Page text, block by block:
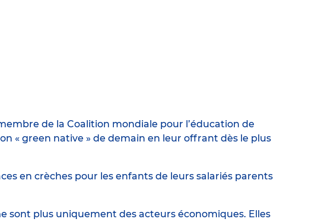
de la Coalition mondiale pour l’éducation de
« green native » de demain en leur offrant dès le plus
en crèches pour les enfants de leurs salariés parents
sont plus uniquement des acteurs économiques. Elles